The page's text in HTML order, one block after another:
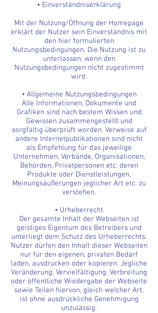
• Einverständniserklärung
Mit der Nutzung/Öffnung der Homepage
erklärt der Nutzer sein Einverständnis mit
den hier formulierten
Nutzungsbedingungen. Die Nutzung ist zu
unterlassen, wenn den
Nutzungsbedingungen nicht zugestimmt
wird.
• Allgemeine Nutzungsbedingungen
Alle Informationen, Dokumente und
Grafiken sind nach bestem Wissen und
Gewissen zusammengestellt und
sorgfältig überprüft worden. Verweise auf
andere Internetpublikationen sind nicht
als Empfehlung für das jeweilige
Unternehmen, Verbände, Organisationen,
Behörden, Privatpersonen etc. deren
Produkte oder Dienstleistungen,
Meinungsäußerungen jeglicher Art etc. zu
verstehen.
• Urheberrecht
Der gesamte Inhalt der Webseiten ist
geistiges Eigentum des Betreibers und
unterliegt dem Schutz des Urheberrechts.
Nutzer dürfen den Inhalt dieser Webseiten
nur für den eigenen, privaten Bedarf
laden, ausdrucken oder kopieren. Jegliche
Veränderung, Vervielfältigung, Verbreitung
oder öffentliche Wiedergabe der Webseite
sowie Teilen hiervon, gleich welcher Art,
ist ohne ausdrückliche Genehmigung
unzulässig.